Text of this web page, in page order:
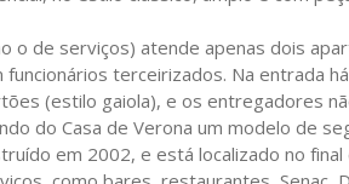
o de serviços) atende apenas dois
terceirizados. Na entrada
(estilo gaiola), e os entregadores
do Casa de Verona um modelo de
em 2002, e está localizado no